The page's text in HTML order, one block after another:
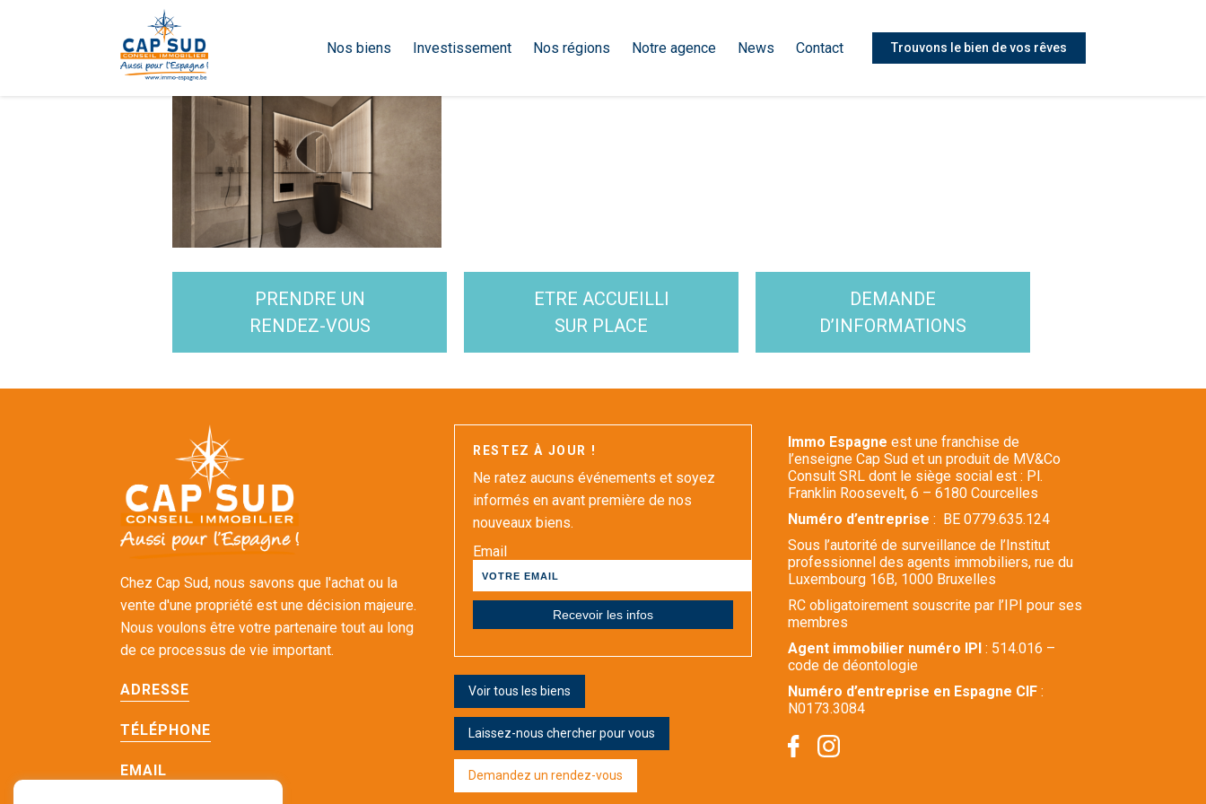
Nos biens Investissement Nos régions Notre agence News Contact Trouvons le bien de vos rêves
PRENDRE UN
RENDEZ-VOUS
ETRE ACCUEILLI
SUR PLACE
DEMANDE
D’INFORMATIONS
Chez Cap Sud, nous savons que l'achat ou la
vente d'une propriété est une décision majeure.
Nous voulons être votre partenaire tout au long
de ce processus de vie important.
ADRESSE
TÉLÉPHONE
EMAIL
RESTEZ À JOUR !
Ne ratez aucuns événements et soyez
informés en avant première de nos
nouveaux biens.
Email
Voir tous les biens
Laissez-nous chercher pour vous
Demandez un rendez-vous
Immo Espagne est une franchise de
l’enseigne Cap Sud et un produit de MV&Co
Consult SRL dont le siège social est : Pl.
Franklin Roosevelt, 6 – 6180 Courcelles
Numéro d’entreprise : BE 0779.635.124
Sous l’autorité de surveillance de l’Institut
professionnel des agents immobiliers, rue du
Luxembourg 16B, 1000 Bruxelles
RC obligatoirement souscrite par l’IPI pour ses
membres
Agent immobilier numéro IPI: 514.016 –
code de déontologie
Numéro d’entreprise en Espagne CIF:
N0173.3084